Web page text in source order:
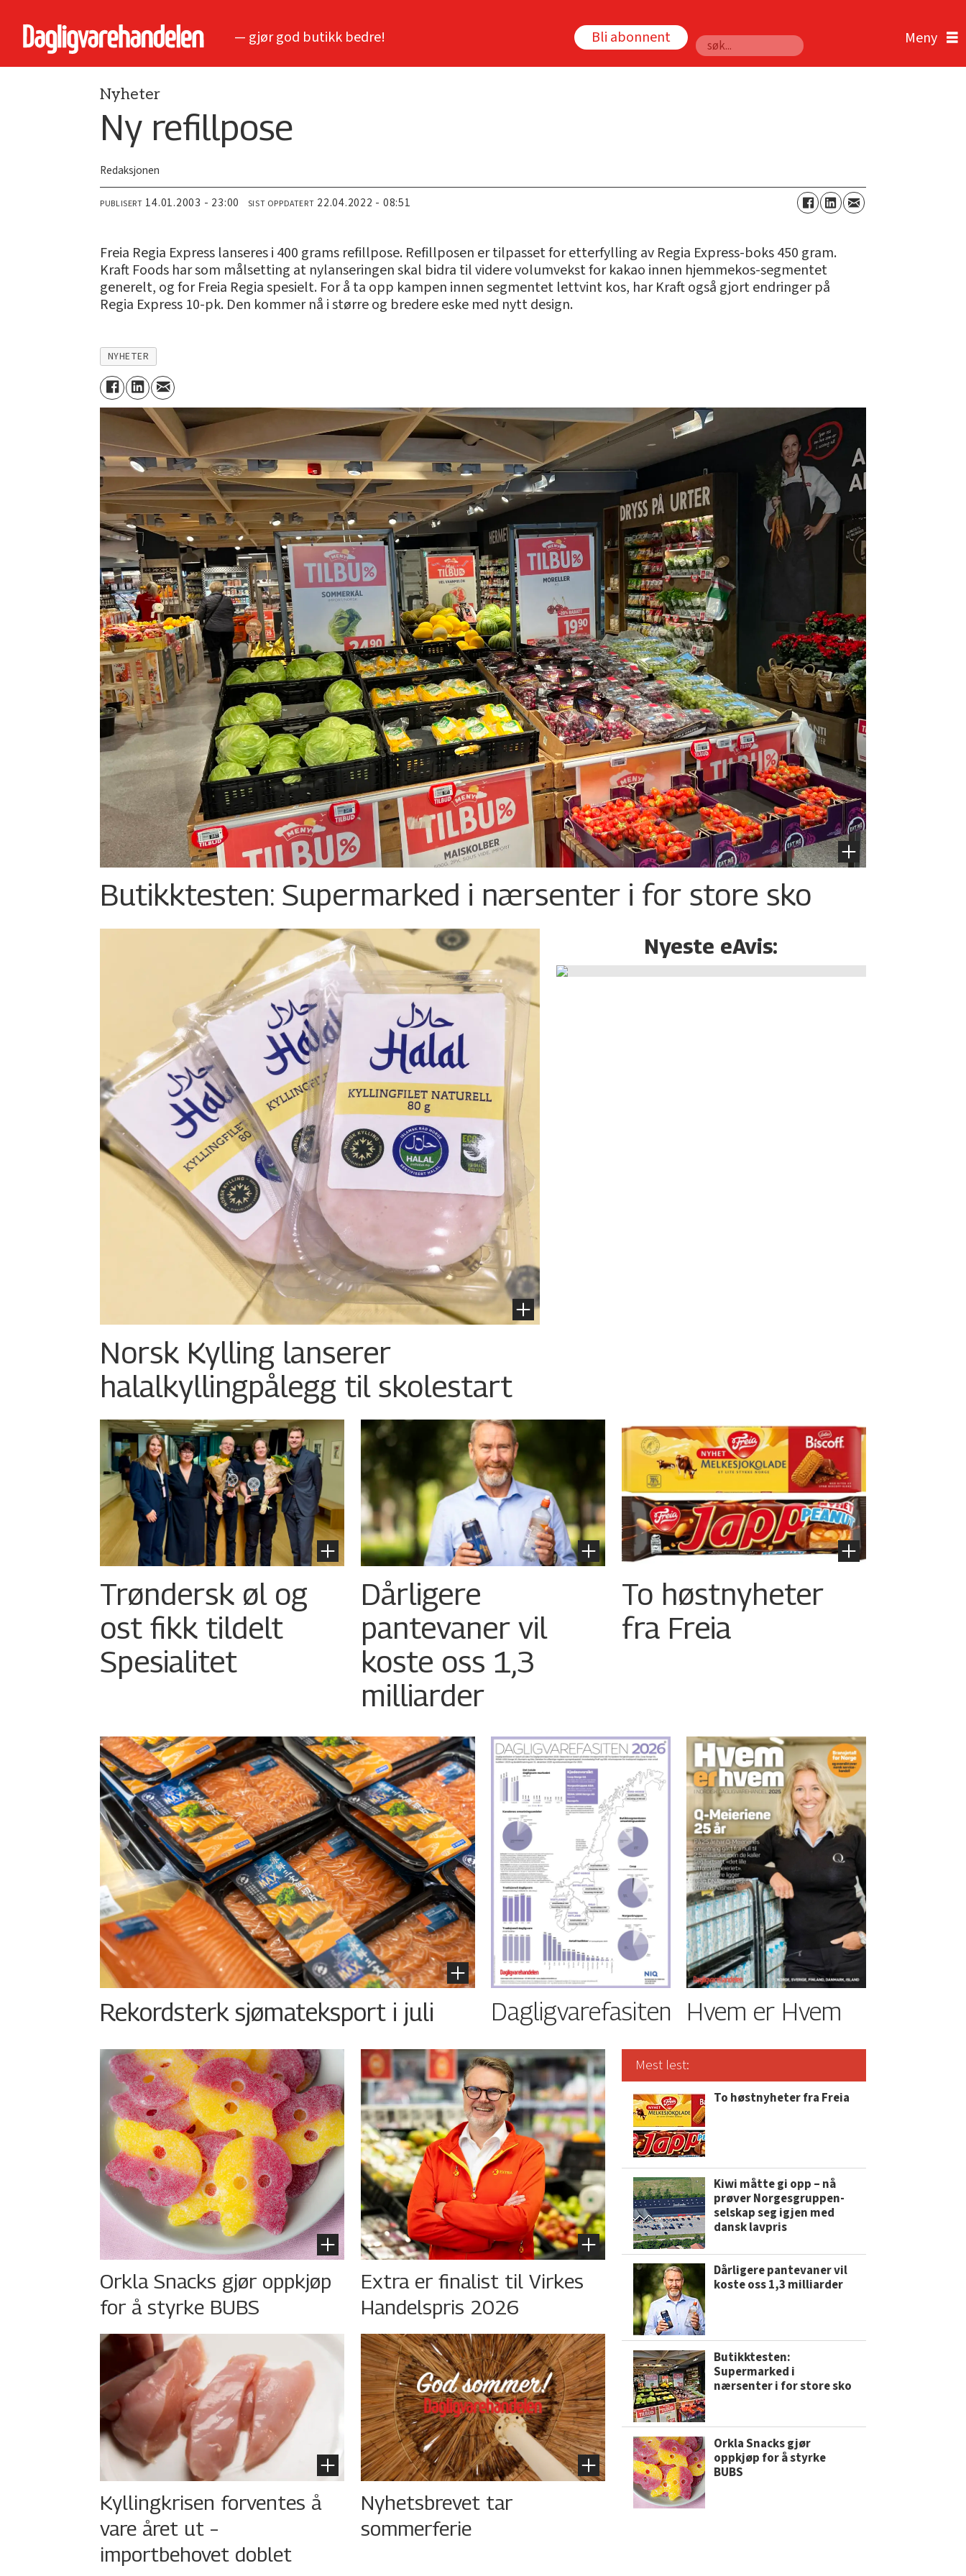
— gjør god butikk bedre! Bli abonnent
Søk
Nyheter
Ny refillpose
Redaksjonen
PUBLISERT 14.01.2003 - 23:00 SIST OPPDATERT 22.04.2022 - 08:51
Freia Regia Express lanseres i 400 grams refillpose. Refillposen er tilpasset for etterfylling av Regia Express-boks 450 gram.
Kraft Foods har som målsetting at nylanseringen skal bidra til videre volumvekst for kakao innen hjemmekos-segmentet
generelt, og for Freia Regia spesielt. For å ta opp kampen innen segmentet lettvint kos, har Kraft også gjort endringer på
Regia Express 10-pk. Den kommer nå i større og bredere eske med nytt design.
NYHETER
Butikktesten: Supermarked i nærsenter i for store sko
Norsk Kylling lanserer
halalkylling­pålegg til skolestart
Nyeste eAvis:
Trøndersk øl og
ost fikk tildelt
Spesialitet
Dårligere
pantevaner vil
koste oss 1,3
milliarder
To høstnyheter
fra Freia
Rekordsterk sjømateksport i juli Dagligvarefasiten Hvem er Hvem
Orkla Snacks gjør oppkjøp
for å styrke BUBS
Kyllingkrisen forventes å
vare året ut –
importbehovet doblet
Extra er finalist til Virkes
Handelspris 2026
Nyhetsbrevet tar
sommerferie
Mest lest:
To høstnyheter fra Freia
Kiwi måtte gi opp – nå
prøver Norgesgruppen-
selskap seg igjen med
dansk lavpris
Dårligere pantevaner vil
koste oss 1,3 milliarder
Butikktesten:
Supermarked i
nærsenter i for store sko
Orkla Snacks gjør
oppkjøp for å styrke
BUBS